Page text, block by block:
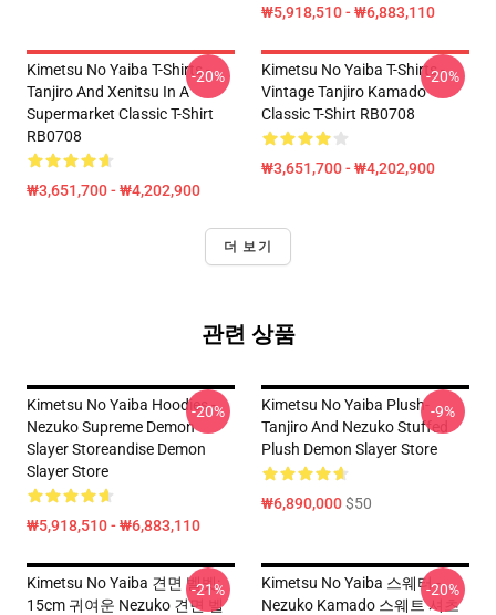
₩5,918,510 - ₩6,883,110
Kimetsu No Yaiba T-Shirts -
Tanjiro And Xenitsu In A
Supermarket Classic T-Shirt
RB0708
₩3,651,700 - ₩4,202,900
-20%
Kimetsu No Yaiba T-Shirts -
Vintage Tanjiro Kamado
Classic T-Shirt RB0708
₩3,651,700 - ₩4,202,900
-20%
더 보기
관련 상품
Kimetsu No Yaiba Hoodies -
Nezuko Supreme Demon
Slayer Storeandise Demon
Slayer Store
₩5,918,510 - ₩6,883,110
-20%
Kimetsu No Yaiba Plush-
Tanjiro And Nezuko Stuffed
Plush Demon Slayer Store
₩6,890,000$50
-9%
Kimetsu No Yaiba 견면 벨벳:
15cm 귀여운 Nezuko 견면 벨
-21%
Kimetsu No Yaiba 스웨터 -
Nezuko Kamado 스웨트 셔츠
-20%